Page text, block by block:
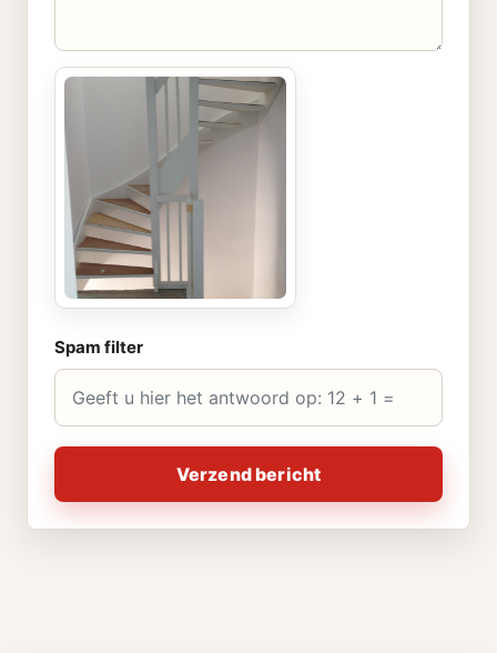
Spam filter
Verzend bericht